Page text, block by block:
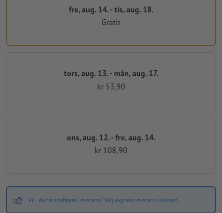
fre, aug. 14. - tis, aug. 18.
Gratis
tors, aug. 13. - mån, aug. 17.
kr 53,90
ons, aug. 12. - fre, aug. 14.
kr 108,90
Vill du ha snabbare leverans? Välj expressleverans i kassan.